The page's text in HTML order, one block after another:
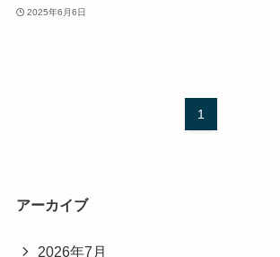
2025年6月6日
1
アーカイブ
2026年7月